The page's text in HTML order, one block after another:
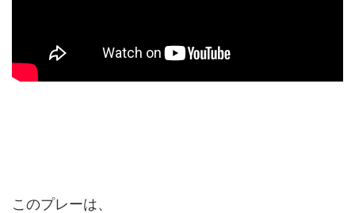
このプレーは、